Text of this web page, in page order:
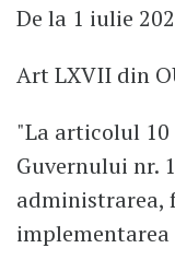
De la 1 iulie
Art LXVII din
"La articolul
Guvernului nr.
administrarea,